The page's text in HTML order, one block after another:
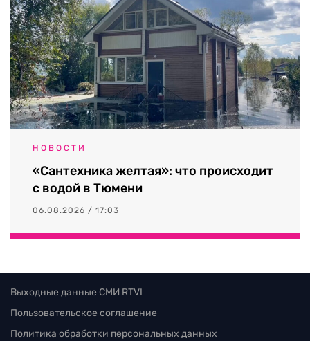
НОВОСТИ
«Сантехника желтая»: что происходит
с водой в Тюмени
06.08.2026 / 17:03
Выходные данные СМИ RTVI
Пользовательское соглашение
Политика обработки персональных данных